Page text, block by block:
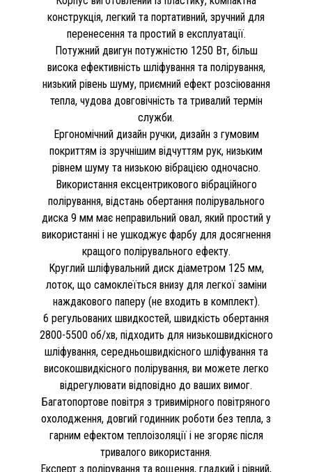
конструкція, легкий та портативний, зручний для
перенесення та простий в експлуатації.
Потужний двигун потужністю 1250 Вт, більш
висока ефективність шліфування та полірування,
низький рівень шуму, приємний ефект розсіювання
тепла, чудова довговічність та тривалий термін
служби.
Ергономічний дизайн ручки, дизайн з гумовим
покриттям із зручнішим відчуттям рук, низьким
рівнем шуму та низькою вібрацією одночасно.
Використання ексцентрикового вібраційного
полірування, відстань обертання полірувального
диска 9 мм має неправильний овал, який простий у
використанні і не ушкоджує фарбу для досягнення
кращого полірувального ефекту.
Круглий шліфувальний диск діаметром 125 мм,
лоток, що самоклеїться внизу для легкої заміни
наждакового паперу (не входить в комплект).
6 регульованих швидкостей, швидкість обертання
2800-5500 об/хв, підходить для низькошвидкісного
шліфування, середньошвидкісного шліфування та
високошвидкісного полірування, ви можете легко
відрегулювати відповідно до ваших вимог.
Багатопортове повітря з тривимірного повітряного
охолодження, довгий годинник роботи без тепла, з
гарним ефектом теплоізоляції і не згоряє після
тривалого використання.
Експерт з полірування та вощення, гладкий і рівний,